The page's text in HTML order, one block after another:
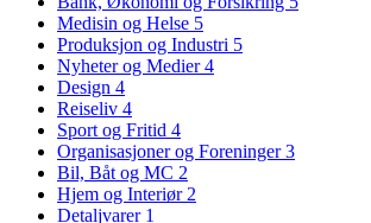
Medisin og Helse 5
Produksjon og Industri 5
Nyheter og Medier4
Design 4
Reiseliv 4
Sport og Fritid 4
Organisasjoner og Foreninger3
Bil, Båt og MC 2
Hjem og Interiør 2
Detaljvarer 1